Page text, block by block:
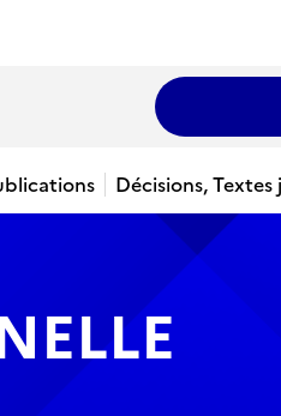
Décisions,